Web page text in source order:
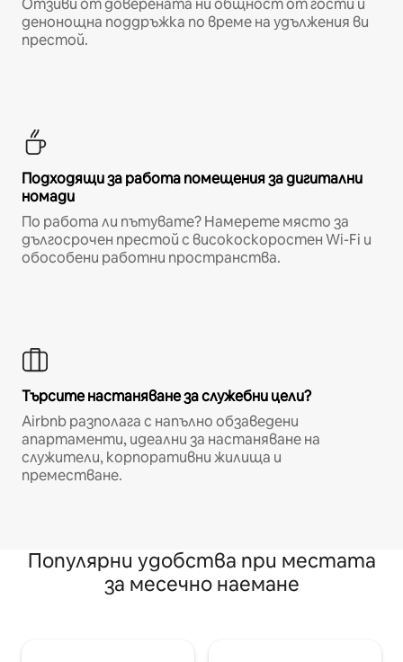
денонощна поддръжка по време на удължения ви
престой.
Подходящи за работа помещения за дигитални
номади
По работа ли пътувате? Намерете място за
дългосрочен престой с високоскоростен Wi-Fi и
обособени работни пространства.
Търсите настаняване за служебни цели?
Airbnb разполага с напълно обзаведени
апартаменти, идеални за настаняване на
служители, корпоративни жилища и
преместване.
Популярни удобства при местата
за месечно наемане